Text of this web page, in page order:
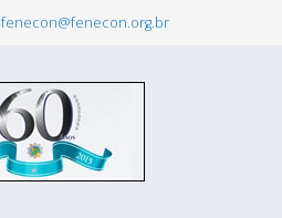
fenecon@fenecon.org.br